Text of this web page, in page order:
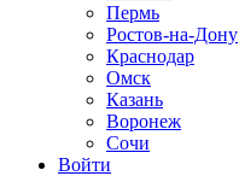
Пермь
Ростов-на-Дону
Краснодар
Омск
Казань
Воронеж
Сочи
Войти